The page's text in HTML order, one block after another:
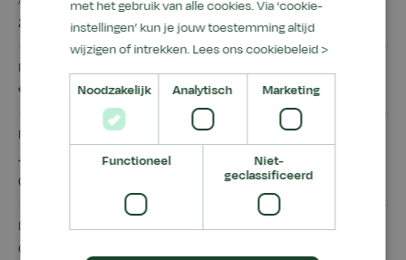
200 klokuren studiebelasting
Prijs
€ 3.750,00
Resultaat
Je ontvangt na succesvolle afronding een mbo-
diploma niveau 3
Deelnemers
cursisten
met het gebruik van alle cookies. Via ‘cookie-
instellingen’ kun je jouw toestemming altijd
wijzigen of intrekken. Lees ons cookiebeleid >
Noodzakelijk Analytisch Marketing
Functioneel
Niet-
geclassificeerd